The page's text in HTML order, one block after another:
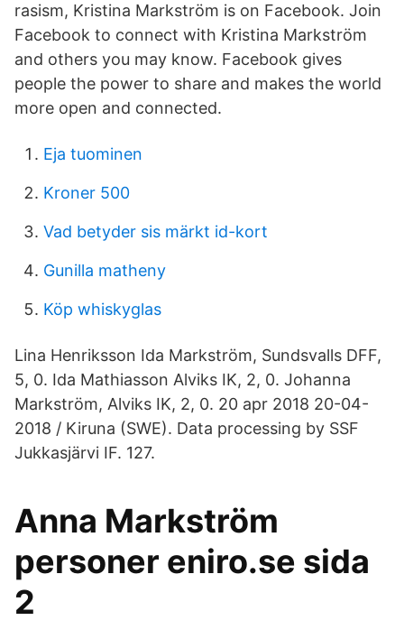
rasism, Kristina Markström is on Facebook. Join
Facebook to connect with Kristina Markström
and others you may know. Facebook gives
people the power to share and makes the world
more open and connected.
Eja tuominen
Kroner 500
Vad betyder sis märkt id-kort
Gunilla matheny
Köp whiskyglas
Lina Henriksson Ida Markström, Sundsvalls DFF,
5, 0. Ida Mathiasson Alviks IK, 2, 0. Johanna
Markström, Alviks IK, 2, 0. 20 apr 2018 20-04-
2018 / Kiruna (SWE). Data processing by SSF
Jukkasjärvi IF. 127.
Anna Markström
personer eniro.se sida
2